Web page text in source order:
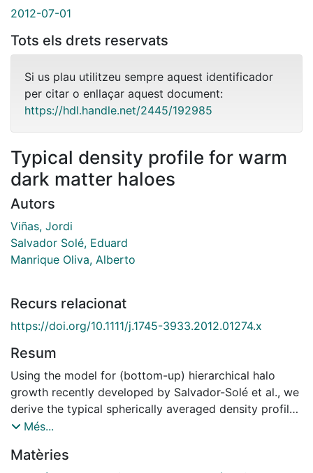
2012-07-01
Tots els drets reservats
Si us plau utilitzeu sempre aquest identificador
per citar o enllaçar aquest document:
https://hdl.handle.net/2445/192985
Typical density profile for warm
dark matter haloes
Autors
Viñas, Jordi
Salvador Solé, Eduard
Manrique Oliva, Alberto
Recurs relacionat
https://doi.org/10.1111/j.1745-3933.2012.01274.x
Resum
Using the model for (bottom-up) hierarchical halo
growth recently developed by Salvador-Solé et al., we
derive the typical spherically averaged density profile
for haloes with several relevant masses in the
with non-thermal sterile neutrinos of two different
Més...
Matèries